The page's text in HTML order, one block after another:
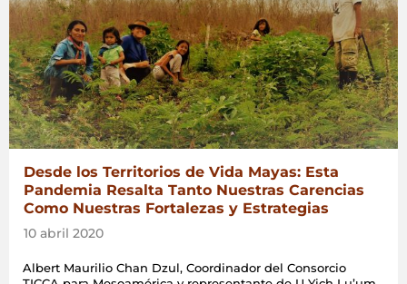
Desde los Territorios de Vida Mayas: Esta
Pandemia Resalta Tanto Nuestras Carencias
Como Nuestras Fortalezas y Estrategias
10 abril 2020
Albert Maurilio Chan Dzul, Coordinador del Consorcio